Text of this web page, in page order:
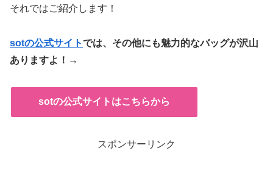
それではご紹介します！
sotの公式サイトでは、その他にも魅力的なバッグが沢山
ありますよ！→
sotの公式サイトはこちらから
スポンサーリンク